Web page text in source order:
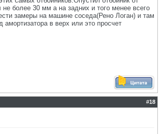
более 30 мм а на задних и того менее всего
замеры на машине соседа(Рено Логан) и там
в верх или это просчет
#18